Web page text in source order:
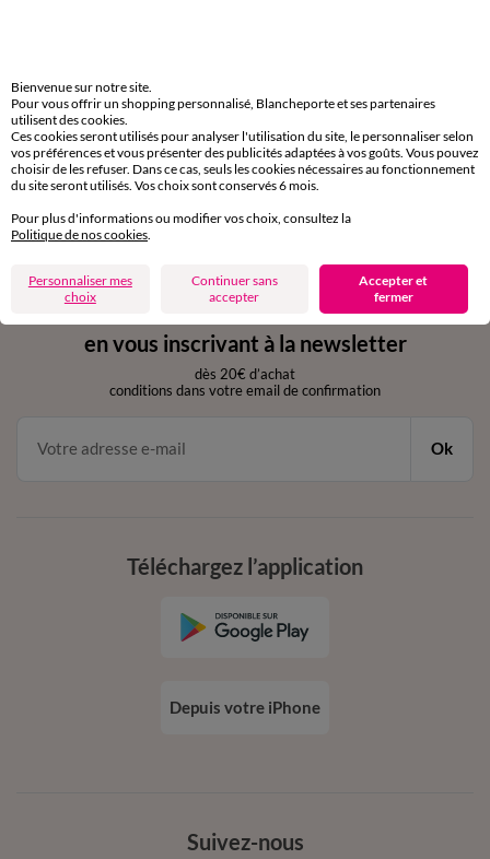
Retours gratuits
sous 30 jours avec Mondial Relay uniquement
Service clients
de 8h00 à 20h00 du lundi au samedi
11€ Offerts
en vous inscrivant à la newsletter
dès 20€ d’achat
conditions dans votre email de confirmation
Ok
Suivez-nous
Téléchargez l’application
Depuis votre iPhone
Bienvenue sur notre site.
Pour vous offrir un shopping personnalisé, Blancheporte et ses partenaires
utilisent des cookies.
Ces cookies seront utilisés pour analyser l'utilisation du site, le personnaliser selon
vos préférences et vous présenter des publicités adaptées à vos goûts. Vous pouvez
choisir de les refuser. Dans ce cas, seuls les cookies nécessaires au fonctionnement
du site seront utilisés. Vos choix sont conservés 6 mois.
Pour plus d'informations ou modifier vos choix, consultez la
Politique de nos cookies
Personnaliser mes
choix
Continuer sans
accepter
Accepter et
fermer